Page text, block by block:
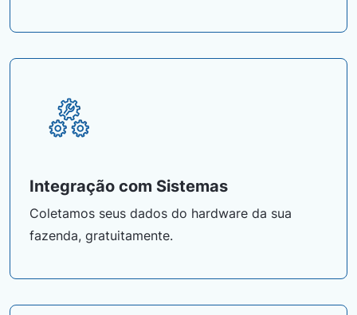
Integração com Sistemas
Coletamos seus dados do hardware da sua
fazenda, gratuitamente.